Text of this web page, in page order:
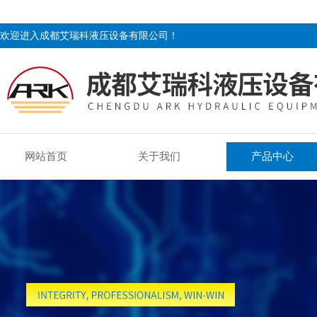
欢迎进入成都艾瑞科液压设备有限公司！
网站首页 关于我们 产品中心